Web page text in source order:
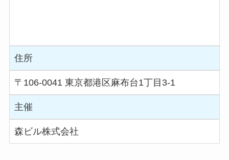
住所
〒106-0041 東京都港区麻布台1丁目3-1
主催
森ビル株式会社